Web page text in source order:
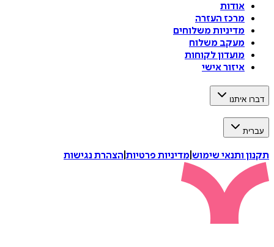
אודות
מרכז העזרה
מדיניות משלוחים
מעקב משלוח
מועדון לקוחות
איזור אישי
דברו איתנו
עברית
תקנון ותנאי שימוש מדיניות פרטיות הצהרת נגישות